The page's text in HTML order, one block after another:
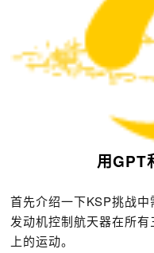
用GPT
首先介绍一下KSP挑战
发动机控制航天器在所有
上的运动。